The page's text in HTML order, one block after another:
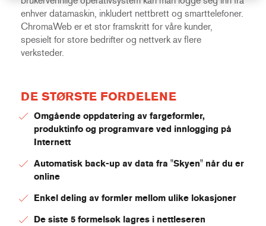
enhver datamaskin, inkludert nettbrett og smarttelefoner.
ChromaWeb er et stor framskritt for våre kunder,
spesielt for store bedrifter og nettverk av flere
verksteder.
DE STØRSTE FORDELENE
Omgående oppdatering av fargeformler,
produktinfo og programvare ved innlogging på
Internett
Automatisk back-up av data fra "Skyen" når du er
online
Enkel deling av formler mellom ulike lokasjoner
De siste 5 formelsøk lagres i nettleseren